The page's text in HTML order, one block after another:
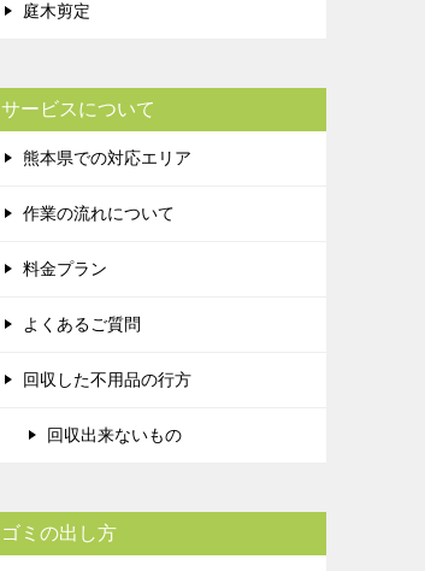
庭木剪定
サービスについて
熊本県での対応エリア
作業の流れについて
料金プラン
よくあるご質問
回収した不用品の行方
回収出来ないもの
ゴミの出し方